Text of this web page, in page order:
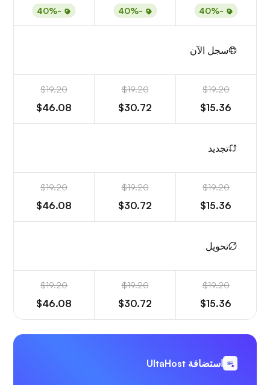
-40%
-40%
-40%
سجل الآن
$19.20
$15.36
$19.20
$30.72
$19.20
$46.08
تجديد
$19.20
$15.36
$19.20
$30.72
$19.20
$46.08
تحويل
$19.20
$15.36
$19.20
$30.72
$19.20
$46.08
استضافة UltaHost